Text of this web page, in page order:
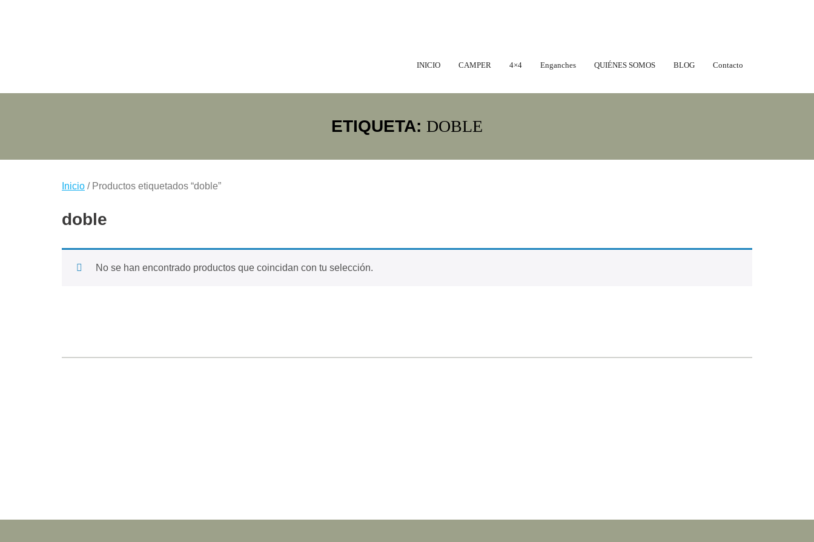
INICIO CAMPER 4×4 Enganches QUIÉNES SOMOS BLOG Contacto
ETIQUETA: DOBLE
Inicio / Productos etiquetados “doble”
doble
No se han encontrado productos que coincidan con tu selección.